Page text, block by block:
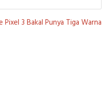
Pixel 3 Bakal Punya Tiga Warna